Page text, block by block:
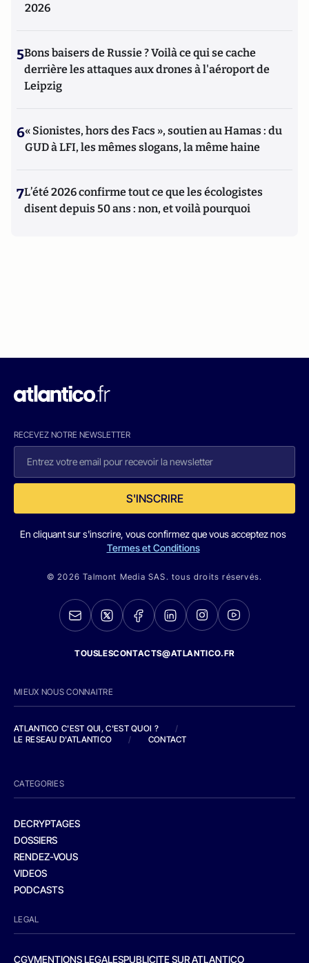
2026
5Bons baisers de Russie ? Voilà ce qui se cache
derrière les attaques aux drones à l'aéroport de
Leipzig
6« Sionistes, hors des Facs », soutien au Hamas : du
GUD à LFI, les mêmes slogans, la même haine
7L’été 2026 confirme tout ce que les écologistes
disent depuis 50 ans : non, et voilà pourquoi
RECEVEZ NOTRE NEWSLETTER
S'INSCRIRE
En cliquant sur s'inscrire, vous confirmez que vous acceptez nos
Termes et Conditions
© 2026 Talmont Media SAS. tous droits réservés.
TOUSLESCONTACTS@ATLANTICO.FR
MIEUX NOUS CONNAITRE
ATLANTICO C'EST QUI, C'EST QUOI ?
/
LE RESEAU D'ATLANTICO
/ CONTACT
CATEGORIES
DECRYPTAGES
DOSSIERS
RENDEZ-VOUS
VIDEOS
PODCASTS
LEGAL
CGVMENTIONS LEGALESPUBLICITE SUR ATLANTICO